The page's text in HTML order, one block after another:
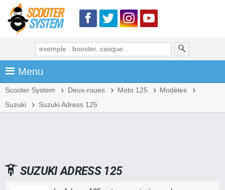
Menu
Scooter System Deux-roues Moto 125
Modèles
Suzuki
Suzuki Adress 125
SUZUKI ADRESS 125